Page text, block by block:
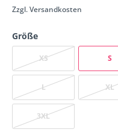
Zzgl.Versandkosten
Größe
XS S
L XL
3XL